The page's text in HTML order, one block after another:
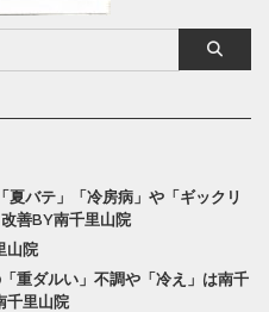
夏バテ」「冷房病」や「ギックリ
善BY南千里山院
山院
重ダルい」不調や「冷え」は南千
千里山院